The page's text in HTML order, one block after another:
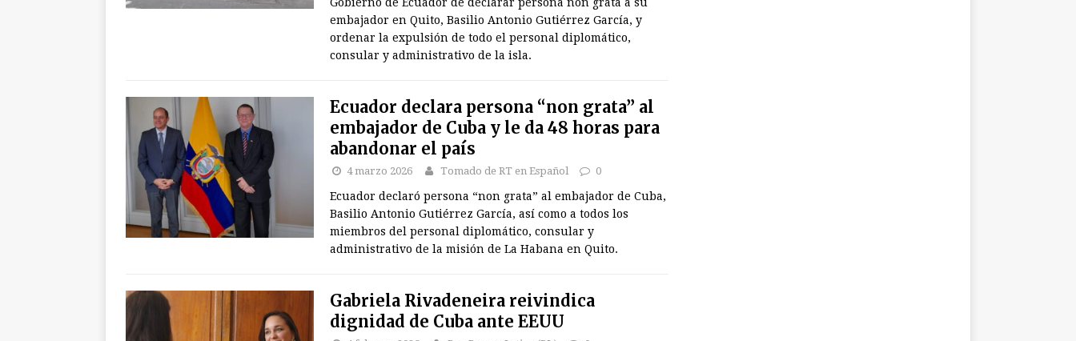
embajador en Quito, Basilio Antonio Gutiérrez García, y
ordenar la expulsión de todo el personal diplomático,
consular y administrativo de la isla.
Ecuador declara persona “non grata” al
embajador de Cuba y le da 48 horas para
abandonar el país
4 marzo 2026 Tomado de RT en Español 0
Ecuador declaró persona “non grata” al embajador de Cuba,
Basilio Antonio Gutiérrez García, así como a todos los
miembros del personal diplomático, consular y
administrativo de la misión de La Habana en Quito.
Gabriela Rivadeneira reivindica
dignidad de Cuba ante EEUU